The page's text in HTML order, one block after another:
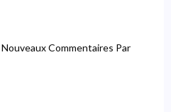
Commentaires Par